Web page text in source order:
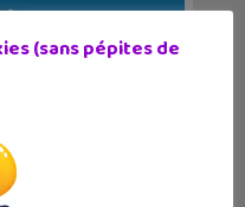
(sans pépites de